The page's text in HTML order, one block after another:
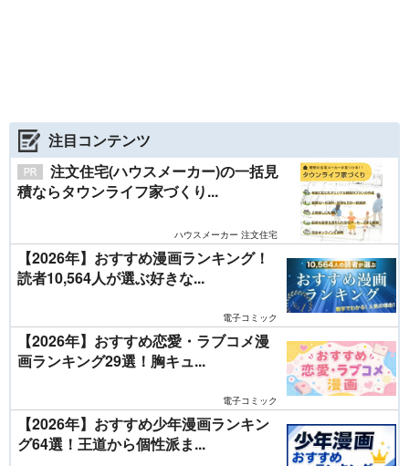
注目コンテンツ
注文住宅(ハウスメーカー)の一括見
積ならタウンライフ家づくり...
ハウスメーカー 注文住宅
【2026年】おすすめ漫画ランキング！
読者10,564人が選ぶ好きな...
電子コミック
【2026年】おすすめ恋愛・ラブコメ漫
画ランキング29選！胸キュ...
電子コミック
【2026年】おすすめ少年漫画ランキン
グ64選！王道から個性派ま...